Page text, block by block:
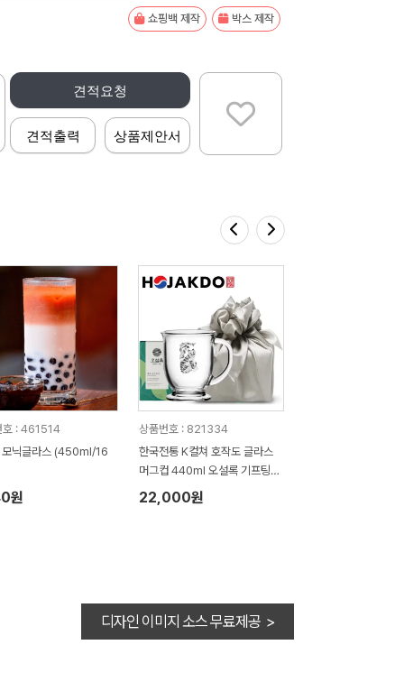
쇼핑백 제작 박스 제작
견적요청
견적출력 상품제안서
호 : 461514
닉글라스 (450ml/16
원
상품번호 : 821334
한국전통 K컬쳐 호작도 글라스
머그컵 440ml 오설록 기프팅
(보자기 포장)
22,000원
디자인 이미지 소스 무료제공 >